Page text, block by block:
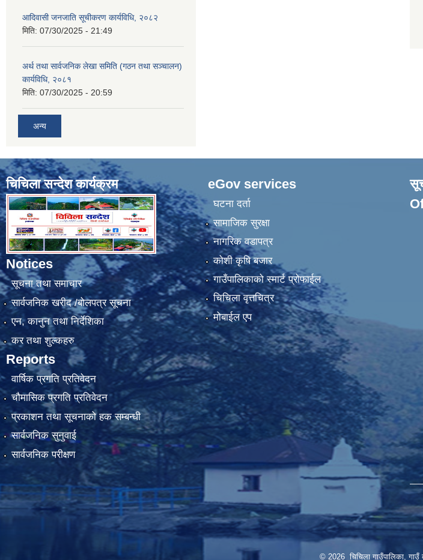
आदिवासी जनजाति सूचीकरण कार्यविधि, २०८२
मिति: 07/30/2025 - 21:49
अर्थ तथा सार्वजनिक लेखा समिति (गठन तथा सञ्चालन)
कार्यविधि, २०८१
मिति: 07/30/2025 - 20:59
अन्य
चिचिला सन्देश कार्यक्रम
Notices
सूचना तथा समाचार
सार्वजनिक खरीद /बोलपत्र सूचना
एन, कानुन तथा निर्देशिका
कर तथा शुल्कहरु
Reports
वार्षिक प्रगति प्रतिवेदन
चौमासिक प्रगति प्रतिवेदन
प्रकाशन तथा सूचनाको हक सम्बन्धी
सार्वजनिक सुनुवाई
सार्वजनिक परीक्षण
eGov services
घटना दर्ता
सामाजिक सुरक्षा
नागरिक वडापत्र
कोशी कृषि बजार
गाउँपालिकाको स्मार्ट प्रोफाईल
चिचिला वृत्तचित्र
मोबाईल एप
© 2026 चिचिला गाउँपालिका, गाउँ